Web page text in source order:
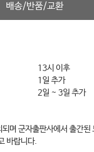
배송/반품/교환
13시 이후
1일 추가
2일 ~ 3일 추가
며 군자출판사에서 출간
바랍니다.